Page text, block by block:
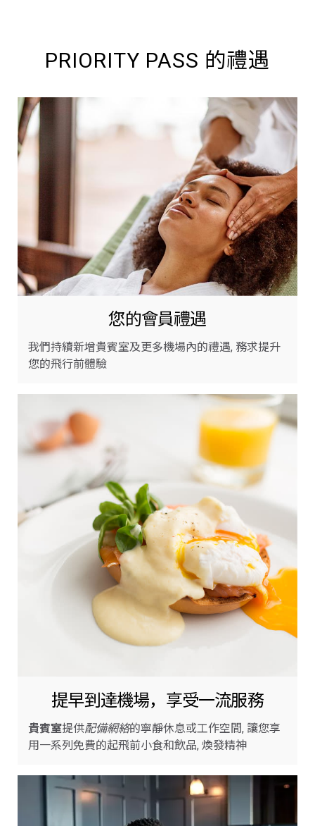
PRIORITY PASS 的禮遇
您的會員禮遇
我們持續新增貴賓室及更多機場內的禮遇, 務求提升
您的飛行前體驗
提早到達機場，享受一流服務
貴賓室提供配備網絡的寧靜休息或工作空間, 讓您享
用一系列免費的起飛前小食和飲品, 煥發精神